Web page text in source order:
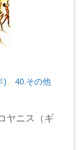
) 40.その他
ヤニス（ギ